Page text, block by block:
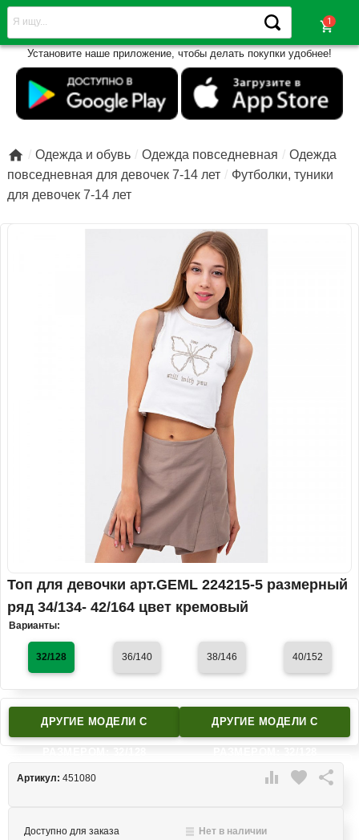
shopping_cart
Установите наше приложение, чтобы делать покупки удобнее!
 Одежда и обувь Одежда повседневная
Одежда
повседневная для девочек 7-14 лет
Футболки, туники
для девочек 7-14 лет
Топ для девочки арт.GEML 224215-5 размерный
ряд 34/134- 42/164 цвет кремовый
Варианты:
32/128 36/140 38/146 40/152
ДРУГИЕ МОДЕЛИ C ДРУГИЕ МОДЕЛИ C
 favorite 
Артикул: 451080
Доступно для заказа
Нет в наличии